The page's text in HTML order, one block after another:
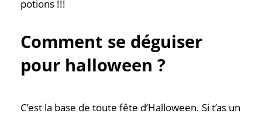
potions !!!
Comment se déguiser
pour halloween ?
C’est la base de toute fête d’Halloween. Si t’as un